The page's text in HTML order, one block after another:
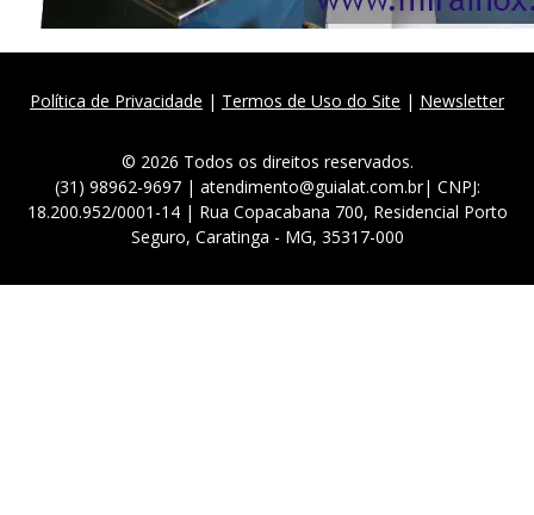
Política de Privacidade | Termos de Uso do Site | Newsletter
© 2026 Todos os direitos reservados.
(31) 98962-9697 | atendimento@guialat.com.br| CNPJ:
18.200.952/0001-14 | Rua Copacabana 700, Residencial Porto
Seguro, Caratinga - MG, 35317-000